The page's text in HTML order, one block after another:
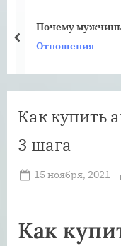
Почему
Отношения
prev
Как купить
3 шага
Posted
15 ноября, 2021
Как